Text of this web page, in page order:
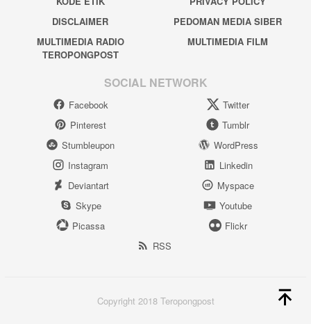
DISCLAIMER
PEDOMAN MEDIA SIBER
MULTIMEDIA RADIO
TEROPONGPOST
MULTIMEDIA FILM
SOCIAL NETWORK
Facebook
Twitter
Pinterest
Tumblr
Stumbleupon
WordPress
Instagram
Linkedin
Deviantart
Myspace
Skype
Youtube
Picassa
Flickr
RSS
Copyright 2018 Teropongpost